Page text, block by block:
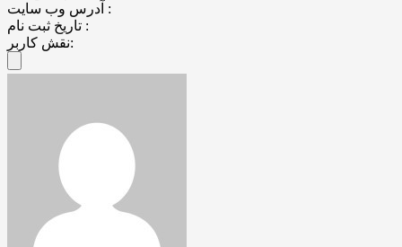
آدرس وب سایت :
تاریخ ثبت نام :
نقش کاربر: